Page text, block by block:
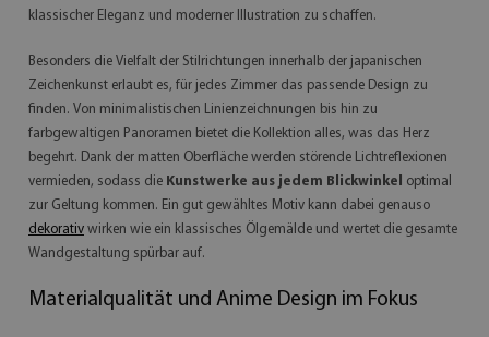
klassischer Eleganz und moderner Illustration zu schaffen.
Besonders die Vielfalt der Stilrichtungen innerhalb der japanischen
Zeichenkunst erlaubt es, für jedes Zimmer das passende Design zu
finden. Von minimalistischen Linienzeichnungen bis hin zu
farbgewaltigen Panoramen bietet die Kollektion alles, was das Herz
begehrt. Dank der matten Oberfläche werden störende Lichtreflexionen
vermieden, sodass die Kunstwerke aus jedem Blickwinkel
optimal
zur Geltung kommen. Ein gut gewähltes Motiv kann dabei genauso
dekorativ wirken wie ein klassisches Ölgemälde und wertet die gesamte
Wandgestaltung spürbar auf.
Materialqualität und Anime Design im Fokus